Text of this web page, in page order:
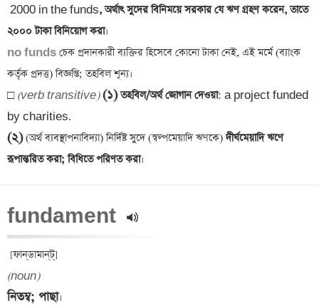
2000 in the funds, অর্থাৎ সুদের বিনিময়ে সরকার যে ঋণ গ্রহণ করেন, তাতে
২০০০ টাকা বিনিয়োগ করা
no funds চেক প্রদানকারী ব্যক্তির হিসেবে কোনো টাকা নেই, এই মর্মে (ব্যাংক
কর্তৃক প্রদত্ত) বিজ্ঞপ্তি; তহবিল শূন্য।
□ (verb transitive) (১) তহবিল/অর্থ জোগান দেওয়া: a project funded
(২) (অর্থ ব্যবস্থাপনাবিদ্যা) নির্দিষ্ট সুদে (স্বল্পমেয়াদি ঋণকে) দীর্ঘমেয়াদি ঋণে
রূপান্তরিত করা; বিধিতে পরিণত করা
fundament
(noun)
নিতম্ব; পাছা